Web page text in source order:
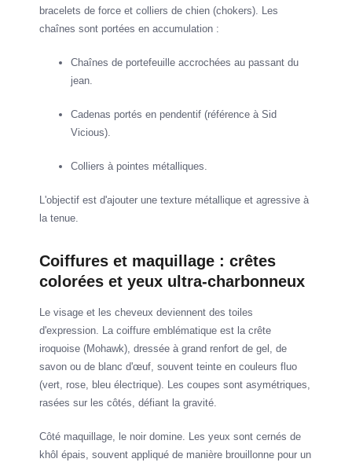
bracelets de force et colliers de chien (chokers). Les
chaînes sont portées en accumulation :
Chaînes de portefeuille accrochées au passant du
jean.
Cadenas portés en pendentif (référence à Sid
Vicious).
Colliers à pointes métalliques.
L'objectif est d'ajouter une texture métallique et agressive à
la tenue.
Coiffures et maquillage : crêtes
colorées et yeux ultra-charbonneux
Le visage et les cheveux deviennent des toiles
d'expression. La coiffure emblématique est la crête
iroquoise (Mohawk), dressée à grand renfort de gel, de
savon ou de blanc d'œuf, souvent teinte en couleurs fluo
(vert, rose, bleu électrique). Les coupes sont asymétriques,
rasées sur les côtés, défiant la gravité.
Côté maquillage, le noir domine. Les yeux sont cernés de
khôl épais, souvent appliqué de manière brouillonne pour un